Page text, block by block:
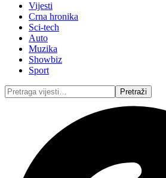
Vijesti
Crna hronika
Sci-tech
Auto
Muzika
Showbiz
Sport